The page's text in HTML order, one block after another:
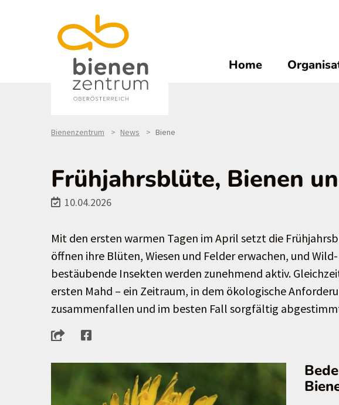
Home
Bienenzentrum News Biene
Frühjahrsblüte, Bienen
10.04.2026
Mit den ersten warmen Tagen im April setzt die
öffnen ihre Blüten, Wiesen und Felder erwachen, und
bestäubende Insekten werden zunehmend aktiv.
ersten Mahd – ein Zeitraum, in dem ökologische
zusammenfallen und im besten Fall sorgfältig